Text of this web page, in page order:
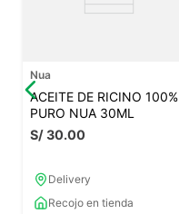
Nua
ACEITE DE RICINO 100%
PURO NUA 30ML
S/30.00
Delivery
Recojo en tienda